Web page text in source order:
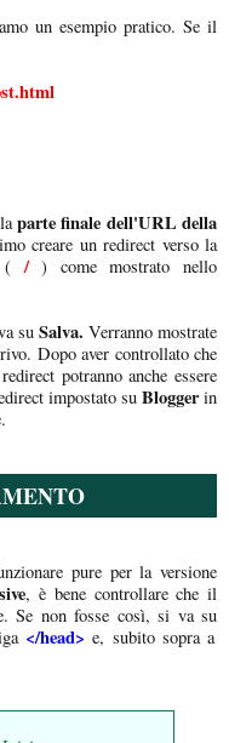
un esempio pratico. Se il
parte finale dell'URL della
creare un redirect verso la
( /) come mostrato nello
su Salva. Verranno mostrate
Dopo aver controllato che
potranno anche essere
impostato su Bloggerin
pure per la versione
, è bene controllare che il
Se non fosse così, si va su
</head> e, subito sopra a